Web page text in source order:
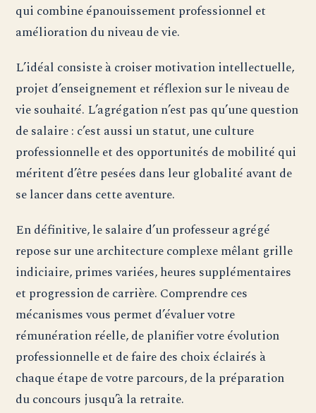
qui combine épanouissement professionnel et
amélioration du niveau de vie.
L’idéal consiste à croiser motivation intellectuelle,
projet d’enseignement et réflexion sur le niveau de
vie souhaité. L’agrégation n’est pas qu’une question
de salaire : c’est aussi un statut, une culture
professionnelle et des opportunités de mobilité qui
méritent d’être pesées dans leur globalité avant de
se lancer dans cette aventure.
En définitive, le salaire d’un professeur agrégé
repose sur une architecture complexe mêlant grille
indiciaire, primes variées, heures supplémentaires
et progression de carrière. Comprendre ces
mécanismes vous permet d’évaluer votre
rémunération réelle, de planifier votre évolution
professionnelle et de faire des choix éclairés à
chaque étape de votre parcours, de la préparation
du concours jusqu’à la retraite.